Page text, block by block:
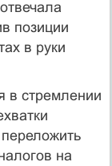
позиции
в руки
в стремлении
на